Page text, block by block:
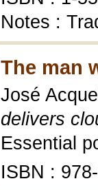
Notes :
The man
José
delivers
Essential
ISBN :